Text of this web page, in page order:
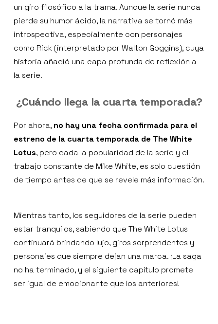
un giro filosófico a la trama. Aunque la serie nunca
pierde su humor ácido, la narrativa se tornó más
introspectiva, especialmente con personajes
como Rick (interpretado por Walton Goggins), cuya
historia añadió una capa profunda de reflexión a
la serie.
¿Cuándo llega la cuarta temporada?
Por ahora, no hay una fecha confirmada para el
estreno de la cuarta temporada de The White
Lotus, pero dada la popularidad de la serie y el
trabajo constante de Mike White, es solo cuestión
de tiempo antes de que se revele más información.
Mientras tanto, los seguidores de la serie pueden
estar tranquilos, sabiendo que The White Lotus
continuará brindando lujo, giros sorprendentes y
personajes que siempre dejan una marca. ¡La saga
no ha terminado, y el siguiente capítulo promete
ser igual de emocionante que los anteriores!